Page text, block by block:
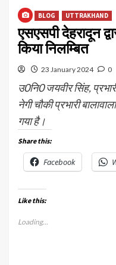
BLOG UTTRAKHAND
एसएसपी देहरादून
किया निलम्बित
23 January 2024 0
उ0नि0 जयवीर सिंह,
नेगी चौकी प्रभारी
गया है।
Share this:
Facebook
Like this:
Loading...